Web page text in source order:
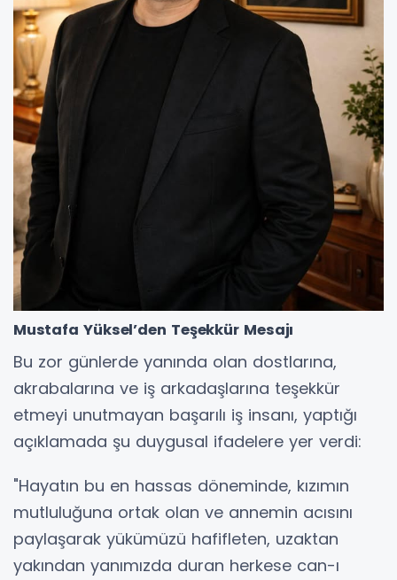
Mustafa Yüksel’den Teşekkür Mesajı
Bu zor günlerde yanında olan dostlarına,
akrabalarına ve iş arkadaşlarına teşekkür
etmeyi unutmayan başarılı iş insanı, yaptığı
açıklamada şu duygusal ifadelere yer verdi:
"Hayatın bu en hassas döneminde, kızımın
mutluluğuna ortak olan ve annemin acısını
paylaşarak yükümüzü hafifleten, uzaktan
yakından yanımızda duran herkese can-ı